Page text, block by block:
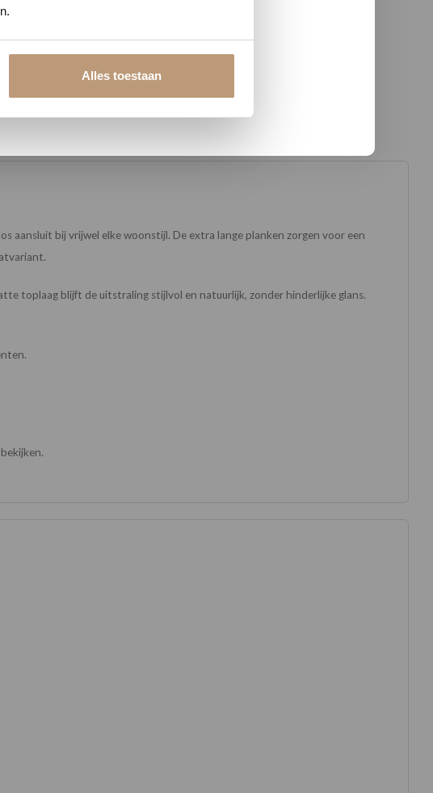
Alles toestaan
aansluit bij vrijwel elke woonstijl. De extra lange planken zorgen voor een
toplaag blijft de uitstraling stijlvol en natuurlijk, zonder hinderlijke glans.